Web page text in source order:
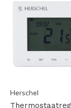
Herschel